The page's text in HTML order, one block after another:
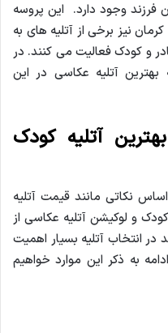
فرزند وجود دارد. این پروسه
نیز برخی از آتلیه های به
و کودک فعالیت می کنند. در
بهترین آتلیه عکاسی در این
آتلیه کودک
نکاتی مانند قیمت آتلیه
و لوکیشن آتلیه عکاسی از
در انتخاب آتلیه بسیار اهمیت
به ذکر این موارد خواهیم